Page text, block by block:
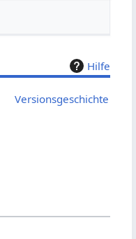
Hilfe
Versionsgeschichte